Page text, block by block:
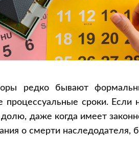
редко бывают
процессуальные сроки. Если
долю, даже когда имеет
о смерти